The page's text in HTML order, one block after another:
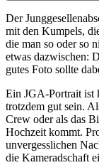
Der
mit den Kumpels,
die man so oder so
etwas dazwischen:
gutes Foto sollte
Ein JGA-Portrait ist
trotzdem gut sein.
Crew oder als das
Hochzeit kommt.
unvergesslichen
die Kameradschaft